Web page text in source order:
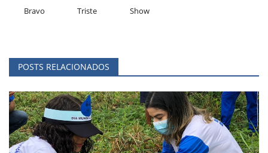
Bravo Triste Show
POSTS RELACIONADOS